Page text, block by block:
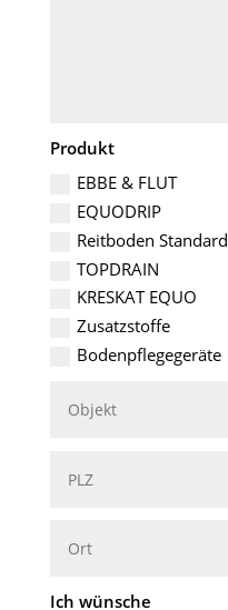
Produkt
EBBE & FLUT
EQUODRIP
Reitboden Standard
TOPDRAIN
KRESKAT EQUO
Zusatzstoffe
Bodenpflegegeräte
Ich wünsche